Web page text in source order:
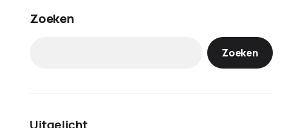
Zoeken
Zoeken
Uitgelicht